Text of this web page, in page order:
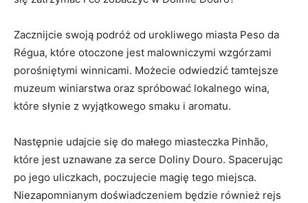
Zacznijcie swoją podróż od urokliwego miasta Peso da
Régua, które otoczone jest malowniczymi wzgórzami
porośniętymi winnicami. Możecie odwiedzić tamtejsze
muzeum winiarstwa oraz spróbować lokalnego wina,
które słynie z wyjątkowego smaku i aromatu.
Następnie udajcie się do małego miasteczka Pinhão,
które jest uznawane za serce Doliny Douro. Spacerując
po jego uliczkach, poczujecie magię tego miejsca.
Niezapomnianym doświadczeniem będzie również rejs